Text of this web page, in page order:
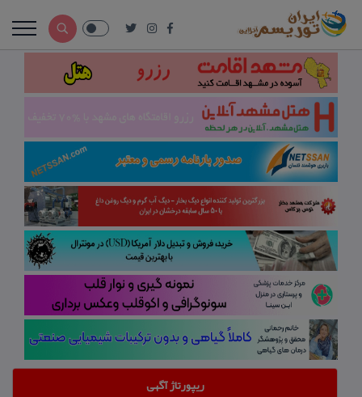
ریپورتاژ آگهی